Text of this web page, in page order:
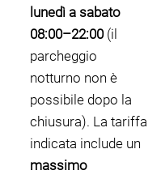
lunedì a sabato
08:00–22:00(il
parcheggio
notturno non è
possibile dopo la
chiusura). La tariffa
indicata include un
massimo